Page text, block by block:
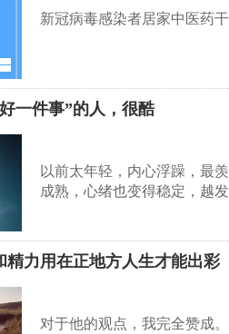
新冠病毒感染者居家中医药
一件事”的人，很酷
以前太年轻，内心浮躁，最
成熟，心绪也变得稳定，越
精力用在正地方人生才能出彩
对于他的观点，我完全赞成